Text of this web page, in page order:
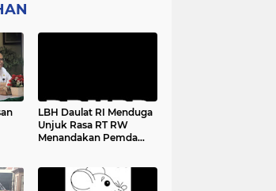
LBH Daulat RI Menduga
Unjuk Rasa RT RW
Menandakan Pemda
Kemana Kepala DPMPD